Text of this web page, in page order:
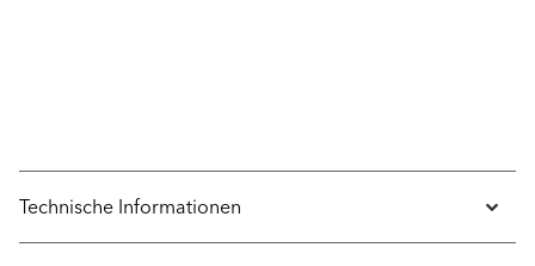
Technische Informationen